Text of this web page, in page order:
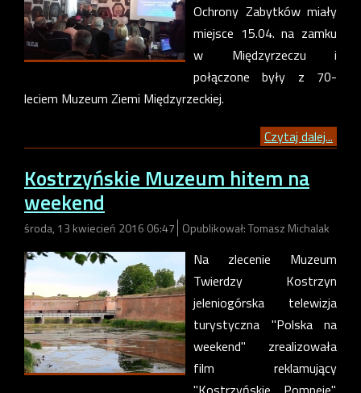
Ochrony Zabytków miały
miejsce 15.04. na zamku
w Międzyrzeczu i
połączone były z 70-
leciem Muzeum Ziemi Międzyrzeckiej.
Czytaj dalej...
Kostrzyńskie Muzeum hitem na
weekend
środa, 13 kwiecień 2016 06:47 Opublikował: Tomasz Michalak
Na zlecenie Muzeum
Twierdzy Kostrzyn
jeleniogórska telewizja
turystyczna "Polska na
weekend" zrealizowała
film reklamujący